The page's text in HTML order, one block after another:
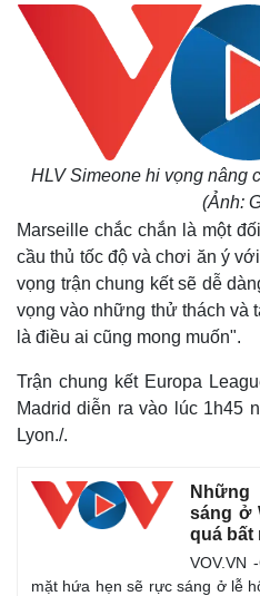
Quan sát
HLV Simeone hi vọng nâng
(Ảnh:
Marseille chắc chắn là một
cầu thủ tốc độ và chơi ăn ý
vọng trận chung kết sẽ dễ
vọng vào những thử thách và
là điều ai cũng mong muốn".
Trận chung kết Europa
Madrid diễn ra vào lúc 1h45
Lyon./.
sáng ở
quá bất
VOV.VN
mặt hứa hẹn sẽ rực sáng ở lễ